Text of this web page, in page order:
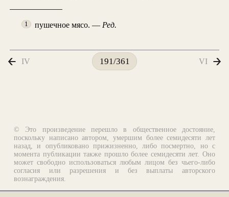
1 пушечное мясо. — Ред.
IV 191/361 VI
© Это произведение перешло в общественное достояние,
поскольку написано автором, умершим более семидесяти лет
назад, и опубликовано прижизненно, либо посмертно, но с
момента публикации также прошло более семидесяти лет. Оно
может свободно использоваться любым лицом без чьего-либо
согласия или разрешения и без выплаты авторского
вознаграждения.